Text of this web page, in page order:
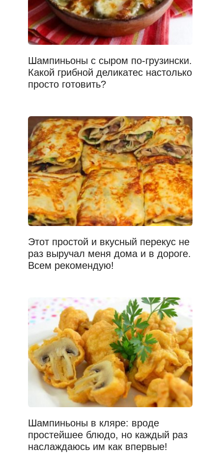
Шампиньоны с сыром по-грузински.
Какой грибной деликатес настолько
просто готовить?
Этот простой и вкусный перекус не
раз выручал меня дома и в дороге.
Всем рекомендую!
Шампиньоны в кляре: вроде
простейшее блюдо, но каждый раз
наслаждаюсь им как впервые!